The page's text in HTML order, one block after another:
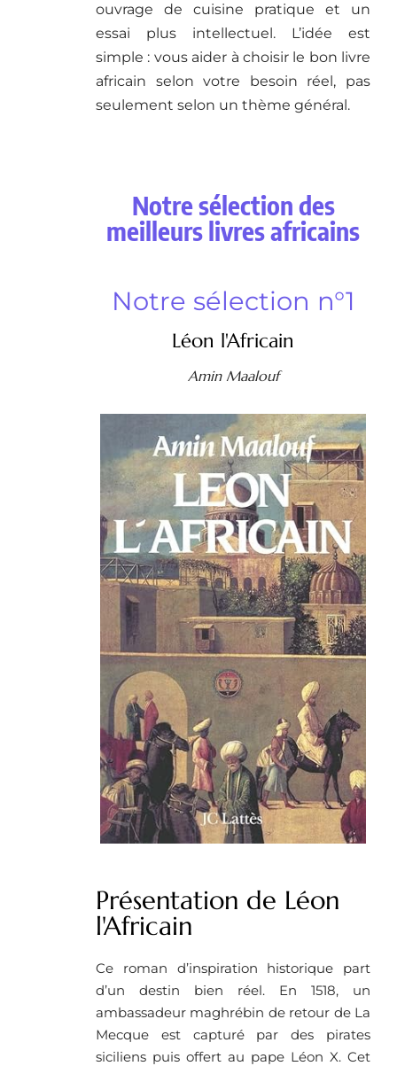
ouvrage de cuisine pratique et un
essai plus intellectuel. L’idée est
simple : vous aider à choisir le bon livre
africain selon votre besoin réel, pas
seulement selon un thème général.
Notre sélection des
meilleurs livres africains
Notre sélection n°1
Léon l'Africain
Amin Maalouf
Présentation de Léon
l'Africain
Ce roman d’inspiration historique part
d’un destin bien réel. En 1518, un
ambassadeur maghrébin de retour de La
Mecque est capturé par des pirates
siciliens puis offert au pape Léon X. Cet